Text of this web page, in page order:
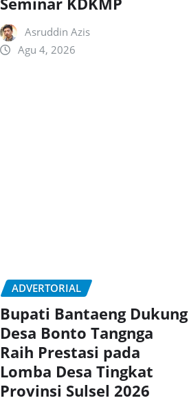
Asruddin Azis
Agu 4, 2026
ADVERTORIAL
Bupati Bantaeng Dukung
Desa Bonto Tangnga
Raih Prestasi pada
Lomba Desa Tingkat
Provinsi Sulsel 2026